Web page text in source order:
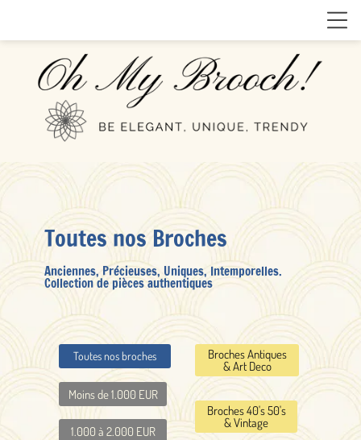
Toutes nos Broches
Anciennes, Précieuses, Uniques, Intemporelles.
Collection de pièces authentiques
Broches Antiques
& Art Deco
Broches 40's 50's
& Vintage
Toutes nos broches
1.000 à 2.000 EUR
Moins de 1.000 EUR